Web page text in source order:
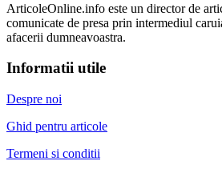
ArticoleOnline.info este un director de
comunicate de presa prin intermediul
afacerii dumneavoastra.
Informatii utile
Despre noi
Ghid pentru articole
Termeni si conditii